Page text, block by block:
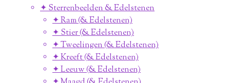
✦ Sterrenbeelden & Edelstenen
✦ Ram (& Edelstenen)
✦ Stier (& Edelstenen)
✦ Tweelingen (& Edelstenen)
✦ Kreeft (& Edelstenen)
✦ Leeuw (& Edelstenen)